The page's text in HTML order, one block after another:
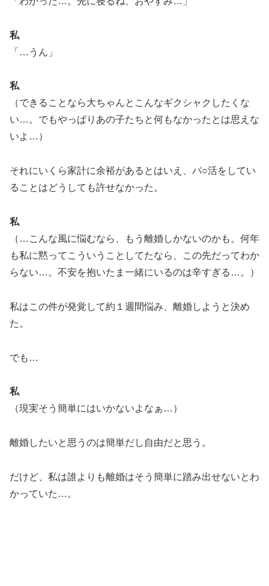
私
「…うん」
私
（できることなら大ちゃんとこんなギクシャクしたくな
い…。でもやっぱりあの子たちと何もなかったとは思えな
いよ…）
それにいくら家計に余裕があるとはいえ、パ○活をしてい
ることはどうしても許せなかった。
私
（…こんな風に悩むなら、もう離婚しかないのかも。何年
も私に黙ってこういうことしてたなら、この先だってわか
らない…。不安を抱いたま一緒にいるのは辛すぎる…。）
私はこの件が発覚して約１週間悩み、離婚しようと決め
た。
でも…
私
（現実そう簡単にはいかないよなぁ…）
離婚したいと思うのは簡単だし自由だと思う。
だけど、私は誰よりも離婚はそう簡単に踏み出せないとわ
かっていた…。